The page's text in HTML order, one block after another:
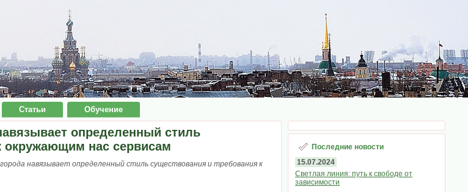
Статьи Обучение
определенный стиль
окружающим нас сервисам
навязывает определенный стиль существования и требования к
Последние новости
15.07.2024
Светлая линия: путь к свободе от
зависимости